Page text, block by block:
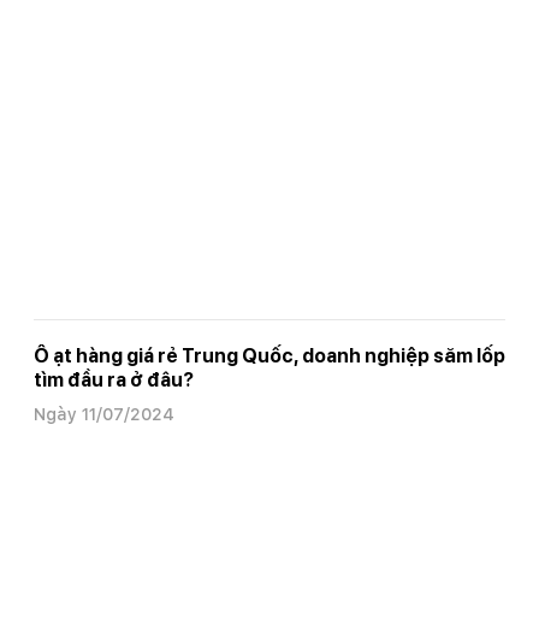
Ồ ạt hàng giá rẻ Trung Quốc, doanh nghiệp săm lốp
tìm đầu ra ở đâu?
Ngày 11/07/2024